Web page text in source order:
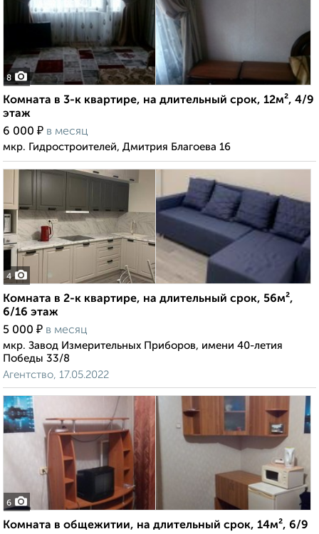
8
Комната в 3-к квартире, на длительный срок, 12м², 4/9
этаж
6 000 ₽ в месяц
мкр. Гидростроителей, Дмитрия Благоева 16
4
Комната в 2-к квартире, на длительный срок, 56м²,
6/16 этаж
5 000 ₽ в месяц
мкр. Завод Измерительных Приборов, имени 40-летия
Победы 33/8
Агентство, 17.05.2022
6
Комната в общежитии, на длительный срок, 14м², 6/9